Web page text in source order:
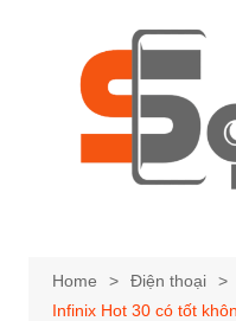
Home
Điện thoại
Infinix Hot 30 có tốt